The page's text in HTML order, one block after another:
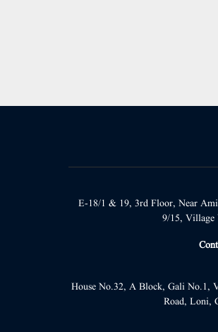
E-18/1 & 19, 3rd Floor, Near
9/15, Village
House No.32, A Block, Gali No.1,
Road, Loni,